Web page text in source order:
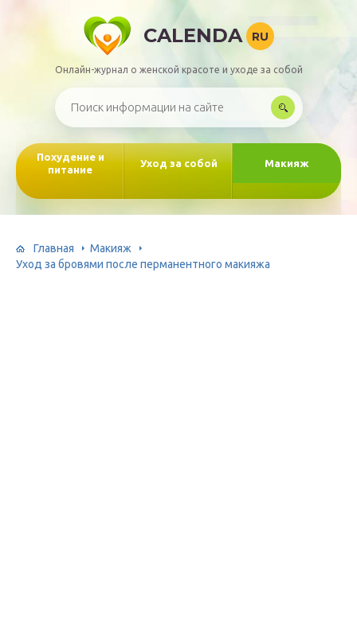
CALENDA RU
Онлайн-журнал о женской красоте и уходе за собой
Похудение и
питание
Уход за собой Макияж
Главная
Макияж
Уход за бровями после перманентного макияжа